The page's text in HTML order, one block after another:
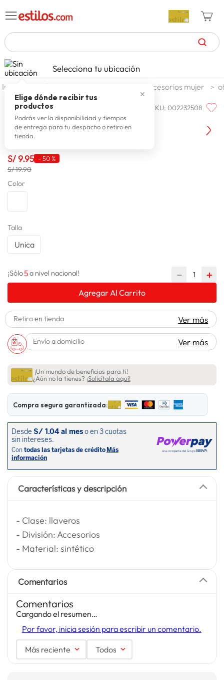
TÉRMINOS MÁS BUSCADOS
1. celulares
2. zapatillas mujer
3. zapatillas hombre
4. moda
6. tv
7.
10. spiderman
Selecciona tu ubicación
✕
Elige dónde recibir tus
productos
Podrás ver la disponibilidad y tiempos
de entrega para tu despacho o retiro en
tienda.
moda y accesorios accesorios mujer
ONE STEP SKU:002232508
Llavero Mujer One Step Alvin
S/9.95 - 50 %
S/ 19.90
Color
Talla
Unica
¡Sólo5a nivel nacional! ＋
－
Agregar Al Carrito
Retiro en tienda Ver más
Envío a domicilio Ver más
¡Un mundo de beneficios para ti!
¿Aún no la tienes? ¡Solicítala aquí!
Compra segura garantizada:
Características y descripción
- Clase: llaveros
- División: Accesorios
- Material: sintético
Comentarios
Comentarios
Cargando el resumen…
Por favor, inicia sesión para escribir un comentario.
Más reciente Todos